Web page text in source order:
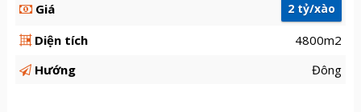
Giá 2 tỷ/xào
Diện tích
4800m2
Hướng
Đông